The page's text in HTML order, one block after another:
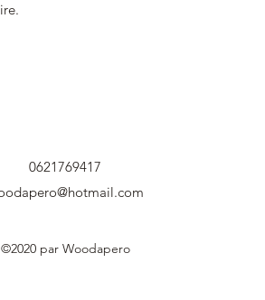
0621769417
©2020 par Woodapero